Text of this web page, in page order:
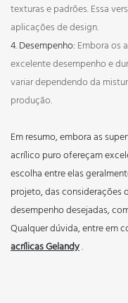
texturas e padrões. Essa
aplicações de design.
4. Desempenho: Embora os
excelente desempenho e
variar dependendo da
produção.
Em resumo, embora as
acrílico puro ofereçam
escolha entre elas
projeto, das considerações
desempenho desejadas,
Qualquer dúvida, entre em
acrílicas Gelandy.